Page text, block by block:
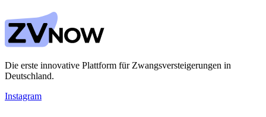
Die erste innovative Plattform für Zwangsversteigerungen in
Deutschland.
Instagram